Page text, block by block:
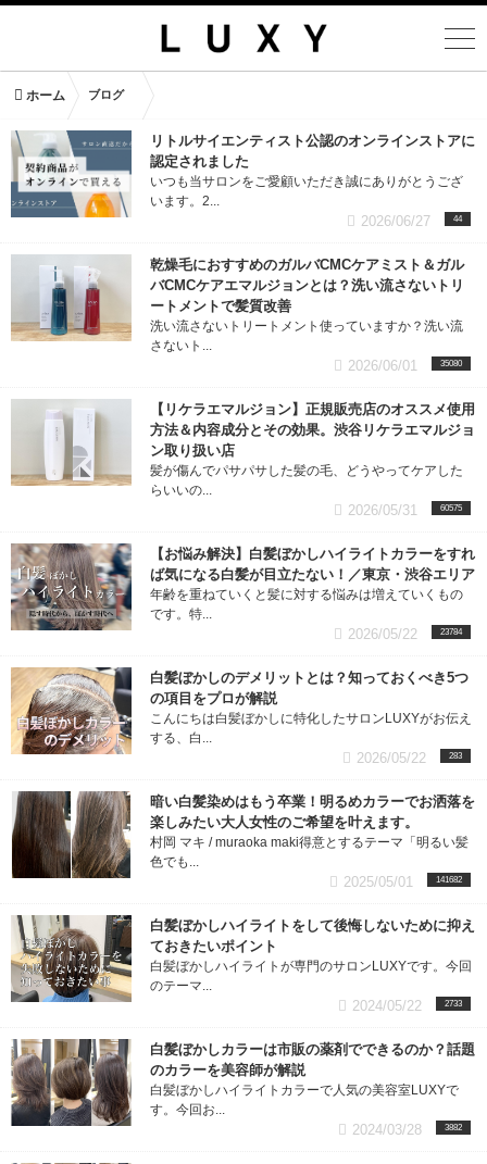
ホーム ブログ
リトルサイエンティスト公認のオンラインストアに
認定されました
いつも当サロンをご愛顧いただき誠にありがとうござ
います。2...
44
2026/06/27
乾燥毛におすすめのガルバCMCケアミスト＆ガル
バCMCケアエマルジョンとは？洗い流さないトリ
ートメントで髪質改善
洗い流さないトリートメント使っていますか？洗い流
さないト...
35080
2026/06/01
【リケラエマルジョン】正規販売店のオススメ使用
方法＆内容成分とその効果。渋谷リケラエマルジョ
ン取り扱い店
髪が傷んでパサパサした髪の毛、どうやってケアした
らいいの...
60575
2026/05/31
【お悩み解決】白髪ぼかしハイライトカラーをすれ
ば気になる白髪が目立たない！／東京・渋谷エリア
年齢を重ねていくと髪に対する悩みは増えていくもの
です。特...
23784
2026/05/22
白髪ぼかしのデメリットとは？知っておくべき5つ
の項目をプロが解説
こんにちは白髪ぼかしに特化したサロンLUXYがお伝え
する、白...
283
2026/05/22
暗い白髪染めはもう卒業！明るめカラーでお洒落を
楽しみたい大人女性のご希望を叶えます。
村岡 マキ / muraoka maki得意とするテーマ「明るい髪
色でも...
141682
2025/05/01
白髪ぼかしハイライトをして後悔しないために抑え
ておきたいポイント
白髪ぼかしハイライトが専門のサロンLUXYです。今回
のテーマ...
2733
2024/05/22
白髪ぼかしカラーは市販の薬剤でできるのか？話題
のカラーを美容師が解説
白髪ぼかしハイライトカラーで人気の美容室LUXYで
す。今回お...
3882
2024/03/28